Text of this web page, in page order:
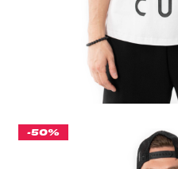
РАЗМЕР
-50%